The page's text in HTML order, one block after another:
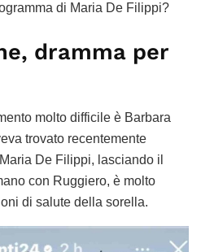
di Maria De Filippi?
dramma per
molto difficile è Barbara
trovato recentemente
De Filippi, lasciando il
con Ruggiero, è molto
di salute della sorella.